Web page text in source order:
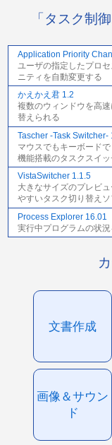
「タスク制
Application Priority
ユーザの指定したプロ
ニティを自動変更する
かえかえ君 1.2
複数のウィンドウを高
替えられる
Tascher -Task Switcher-
マウスでもキーボード
機能搭載のタスクスイッ
VistaSwitcher 1.1.5
大きなサイズのプレビ
やすいタスク切り替えソ
Process Explorer 16.01
実行中プログラムの状
文書作成
画像＆サウン
ド